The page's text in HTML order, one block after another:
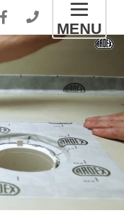
MENU